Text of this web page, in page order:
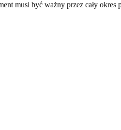
musi być ważny przez cały okres